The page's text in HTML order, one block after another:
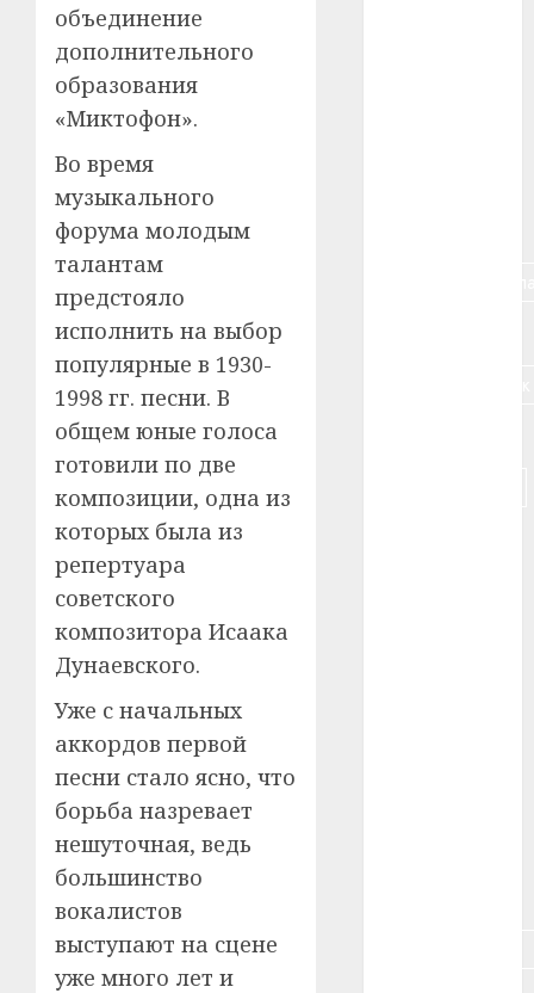
объединение
дополнительного
образования
«Миктофон».
Во время
музыкального
форума молодым
талантам
предстояло
исполнить на выбор
популярные в 1930-
1998 гг. песни. В
общем юные голоса
готовили по две
композиции, одна из
которых была из
репертуара
советского
композитора Исаака
Дунаевского.
Уже с начальных
аккордов первой
песни стало ясно, что
борьба назревает
нешуточная, ведь
большинство
вокалистов
выступают на сцене
уже много лет и